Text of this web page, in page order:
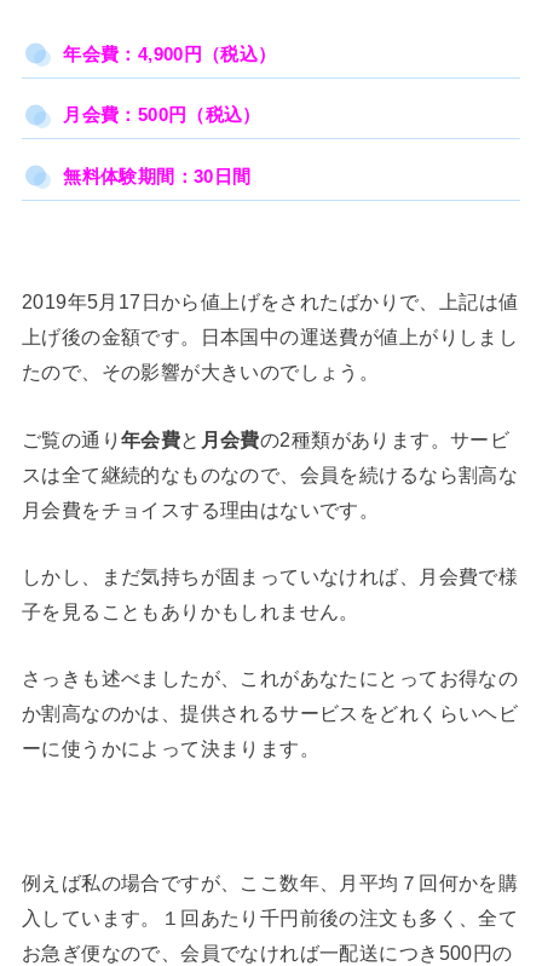
年会費：4,900円（税込）
月会費：500円（税込）
無料体験期間：30日間
2019年5月17日から値上げをされたばかりで、上記は値
上げ後の金額です。日本国中の運送費が値上がりしまし
たので、その影響が大きいのでしょう。
ご覧の通り 年会費と 月会費の2種類があります。サービ
スは全て継続的なものなので、会員を続けるなら割高な
月会費をチョイスする理由はないです。
しかし、まだ気持ちが固まっていなければ、月会費で様
子を見ることもありかもしれません。
さっきも述べましたが、これがあなたにとってお得なの
か割高なのかは、提供されるサービスをどれくらいヘビ
ーに使うかによって決まります。
例えば私の場合ですが、ここ数年、月平均７回何かを購
入しています。１回あたり千円前後の注文も多く、全て
お急ぎ便なので、会員でなければ一配送につき500円の